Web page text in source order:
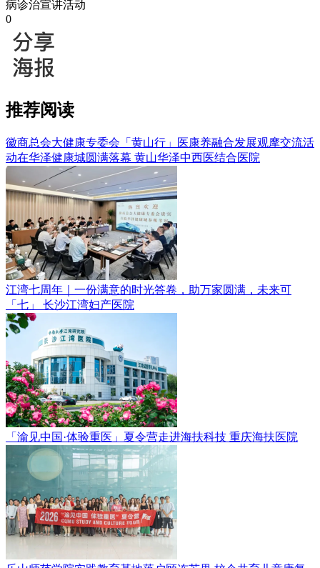
病诊治宣讲活动
0
推荐阅读
徽商总会大健康专委会「黄山行」医康养融合发展观摩交流活
动在华泽健康城圆满落幕 黄山华泽中西医结合医院
江湾七周年｜一份满意的时光答卷，助万家圆满，未来可
「七」 长沙江湾妇产医院
「渝见中国·体验重医」夏令营走进海扶科技 重庆海扶医院